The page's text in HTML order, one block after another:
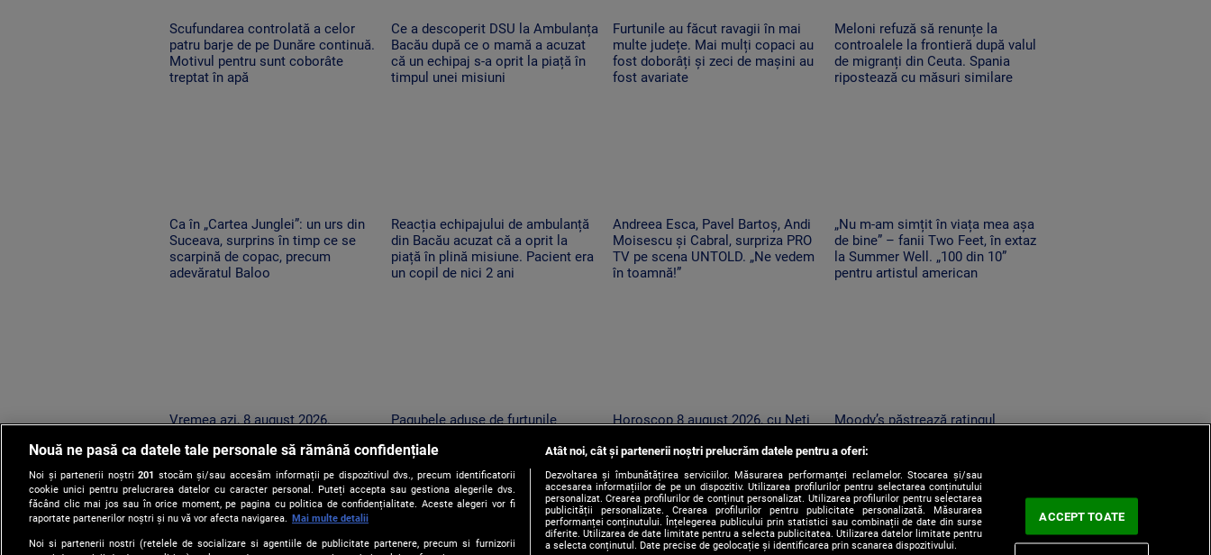
Scufundarea controlată a celor
patru barje de pe Dunăre continuă.
Motivul pentru sunt coborâte
treptat în apă
Ce a descoperit DSU la Ambulanța
Bacău după ce o mamă a acuzat
că un echipaj s-a oprit la piață în
timpul unei misiuni
Furtunile au făcut ravagii în mai
multe județe. Mai mulți copaci au
fost doborâți și zeci de mașini au
fost avariate
Meloni refuză să renunțe la
controalele la frontieră după valul
de migranți din Ceuta. Spania
ripostează cu măsuri similare
Ca în „Cartea Junglei”: un urs din
Suceava, surprins în timp ce se
scarpină de copac, precum
adevăratul Baloo
Reacția echipajului de ambulanță
din Bacău acuzat că a oprit la
piață în plină misiune. Pacient era
un copil de nici 2 ani
Andreea Esca, Pavel Bartoș, Andi
Moisescu și Cabral, surpriza PRO
TV pe scena UNTOLD. „Ne vedem
în toamnă!”
„Nu m-am simțit în viața mea așa
de bine” – fanii Two Feet, în extaz
la Summer Well. „100 din 10”
pentru artistul american
Vremea azi, 8 august 2026.
caniculă și furtună
Pagubele aduse de furtunile
după caniculă. „Oamenii au
încercat să se ascundă”
Horoscop 8 august 2026, cu Neti
cu măsură banii
Moody’s păstrează ratingul
„recomandat investiţiilor”, cu
perspectiva negativă
Nouă ne pasă ca datele tale personale să rămână confidențiale
Noi și partenerii noștri201 stocăm și/sau accesăm informații pe dispozitivul dvs., precum identificatorii
cookie unici pentru prelucrarea datelor cu caracter personal. Puteți accepta sau gestiona alegerile dvs.
făcând clic mai jos sau în orice moment, pe pagina cu politica de confidențialitate. Aceste alegeri vor fi
raportate partenerilor noștri și nu vă vor afecta navigarea.
Mai multe detalii
Noi si partenerii nostri (retelele de socializare si agentiile de publicitate partenere, precum si furnizorii
Atât noi, cât și partenerii noștri prelucrăm datele pentru a oferi:
Dezvoltarea și îmbunătățirea serviciilor. Măsurarea performanței reclamelor. Stocarea și/sau
accesarea informațiilor de pe un dispozitiv. Utilizarea profilurilor pentru selectarea conținutului
personalizat. Crearea profilurilor de conținut personalizat. Utilizarea profilurilor pentru selectarea
publicității personalizate. Crearea profilurilor pentru publicitate personalizată. Măsurarea
performanței conținutului. Înțelegerea publicului prin statistici sau combinații de date din surse
diferite. Utilizarea de date limitate pentru a selecta publicitatea. Utilizarea datelor limitate pentru
a selecta conținutul. Date precise de geolocație și identificarea prin scanarea dispozitivului.
ACCEPT TOATE